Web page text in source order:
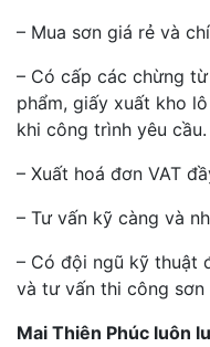
– Mua sơn giá rẻ và
– Có cấp các chừng
phẩm, giấy xuất kho
khi công trình yêu cầu.
– Xuất hoá đơn VAT
– Tư vấn kỹ càng và
– Có đội ngũ kỹ thuật
và tư vấn thi công sơn
Mai Thiên Phúc luôn